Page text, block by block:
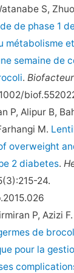
S,
de phase 1
métabolisme
semaine de
.
P, Alipur B,
M.
overweight
2 diabetes.
24.
P, Azizi F.
de
pour la